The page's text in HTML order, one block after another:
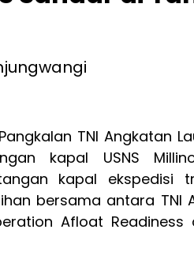
Pangkalan TNI Angkatan
kapal USNS
kapal ekspedisi
bersama antara TNI
Afloat Readiness